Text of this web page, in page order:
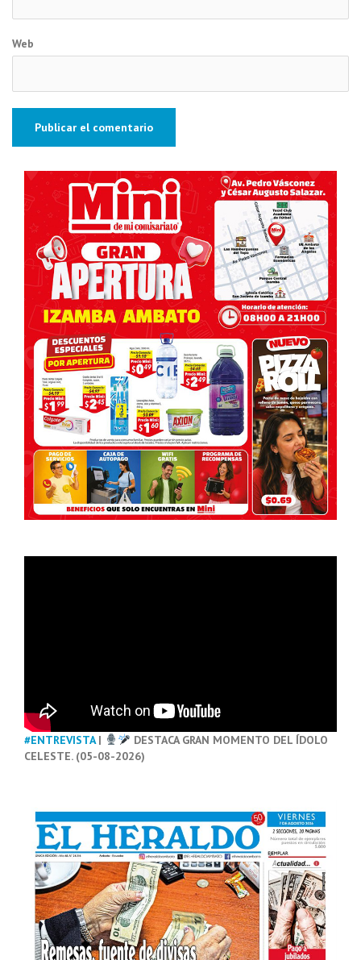
Web
#ENTREVISTA|
DESTACA GRAN MOMENTO DEL ÍDOLO
CELESTE. (05-08-2026)